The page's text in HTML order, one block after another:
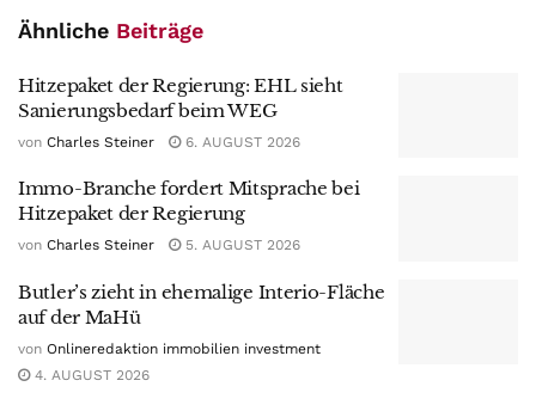
Ähnliche Beiträge
Hitzepaket der Regierung: EHL sieht
Sanierungsbedarf beim WEG
von Charles Steiner 6. AUGUST 2026
Immo-Branche fordert Mitsprache bei
Hitzepaket der Regierung
von Charles Steiner 5. AUGUST 2026
Butler’s zieht in ehemalige Interio-Fläche
auf der MaHü
von Onlineredaktion immobilien investment
4. AUGUST 2026